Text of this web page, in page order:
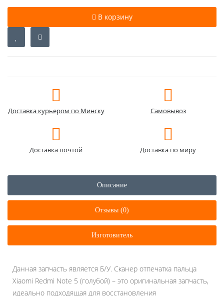
В корзину
Доставка курьером по Минску Самовывоз
Доставка почтой Доставка по миру
Описание
Отзывы (0)
Изготовитель
Данная запчасть является Б/У. Сканер отпечатка пальца
Xiaomi Redmi Note 5 (голубой) – это оригинальная запчасть,
идеально подходящая для восстановления